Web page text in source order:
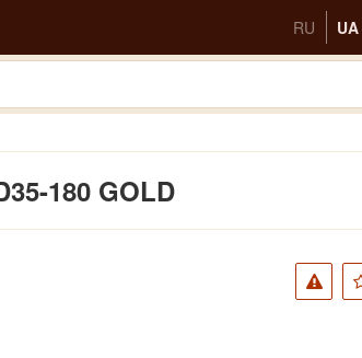
RU UA
180 GOLD